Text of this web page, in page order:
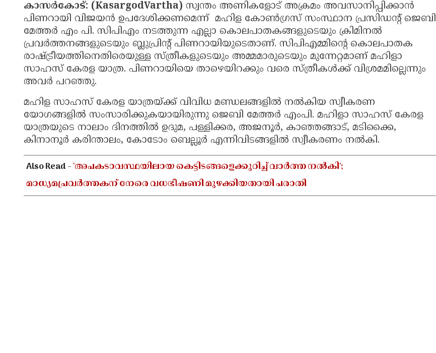
കാസർകോട്: (KasargodVartha) സ്വന്തം അണികളോട് അക്രമം അവസാനിപ്പിക്കാൻ
പിണറായി വിജയൻ ഉപദേശിക്കണമെന്ന് മഹിള കോൺഗ്രസ് സംസ്ഥാന പ്രസിഡൻ്റ് ജെബി
മേത്തർ എം പി. സിപിഎം നടത്തുന്ന എല്ലാ കൊലപാതകങ്ങളുടെയും ക്രിമിനൽ
പ്രവർത്തനങ്ങളുടെയും ബ്ലുപ്രിൻ്റ് പിണറായിയുടെതാണ്. സിപിഎമ്മിന്റെ കൊലപാതക
രാഷ്ട്രീയത്തിനെതിരെയുള്ള സ്ത്രീകളുടെയും അമ്മമാരുടെയും മുന്നേറ്റമാണ് മഹിളാ
സാഹസ് കേരള യാത്ര. പിണറായിയെ താഴെയിറക്കും വരെ സ്ത്രീകൾക്ക് വിശ്രമമില്ലെന്നും
അവർ പറഞ്ഞു.
മഹിള സാഹസ് കേരള യാത്രയ്ക്ക് വിവിധ മണ്ഡലങ്ങളിൽ നൽകിയ സ്വീകരണ
യോഗങ്ങളിൽ സംസാരിക്കുകയായിരുന്നു ജെബി മേത്തർ എംപി. മഹിളാ സാഹസ് കേരള
യാത്രയുടെ നാലാം ദിനത്തിൽ ഉദുമ, പള്ളിക്കര, അജനൂർ, കാഞ്ഞങ്ങാട്, മടിക്കൈ,
കിനാനൂർ കരിന്താലം, കോടോം ബെല്ലൂർ എന്നിവിടങ്ങളിൽ സ്വീകരണം നൽകി.
Also Read -'അപകടാവസ്ഥയിലായ കെട്ടിടങ്ങളെക്കുറിച്ച് വാർത്ത നൽകി';
മാധ്യമപ്രവർത്തകന് നേരെ വധഭീഷണി മുഴക്കിയതായി പരാതി